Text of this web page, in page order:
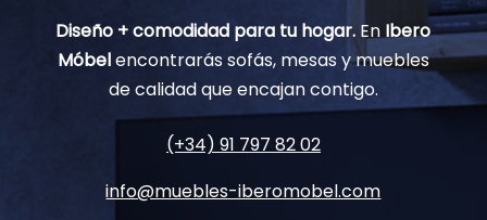
Diseño + comodidad para tu hogar. EnIbero
Móbelencontrarás sofás, mesas y muebles
de calidad que encajan contigo.
(+34) 91 797 82 02
info@muebles-iberomobel.com